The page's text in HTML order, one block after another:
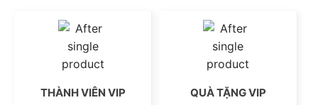
THÀNH VIÊN VIP QUÀ TẶNG VIP